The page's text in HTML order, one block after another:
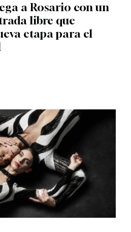
a Rosario con un
libre que
etapa para el